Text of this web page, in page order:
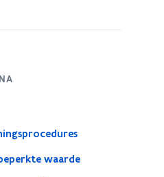
waarde